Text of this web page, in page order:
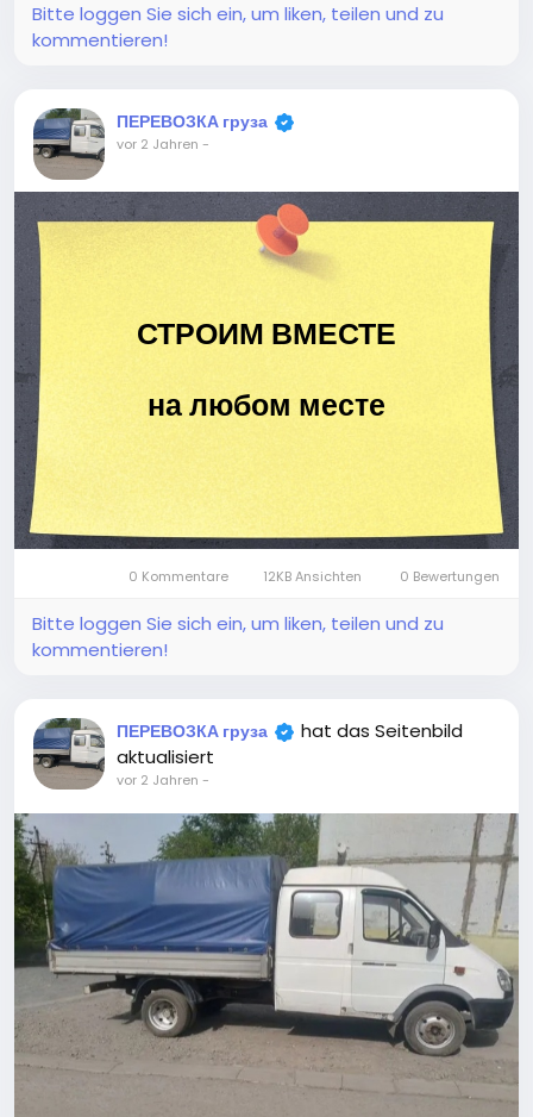
Bitte loggen Sie sich ein, um liken, teilen und zu
kommentieren!
ПЕРЕВОЗКА груза
vor 2 Jahren -
СТРОИМ ВМЕСТЕ
на любом месте
0 Kommentare 12KB Ansichten 0 Bewertungen
Bitte loggen Sie sich ein, um liken, teilen und zu
kommentieren!
ПЕРЕВОЗКА груза
hat das Seitenbild
aktualisiert
vor 2 Jahren -